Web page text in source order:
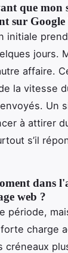
que mon
sur Google
initiale
jours.
affaire.
la vitesse
Un
à attirer
s’il
dans
web ?
période,
charge
créneaux